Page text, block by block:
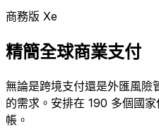
商務版 Xe
精簡全球商業支付
無論是跨境支付還是外匯風險
的需求。安排在 190 多個國
帳。